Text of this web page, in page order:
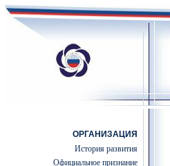
ОРГАНИЗАЦИЯ
История развития
Официальное признание